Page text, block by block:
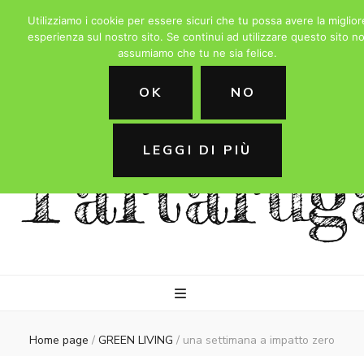
La
Home page / GREEN LIVING / una settimana a impatto zero
Utilizziamo i cookie per essere sicuri che tu possa avere la
esperienza sul nostro sito. Se continui ad utilizzare questo sito
assumiamo che tu ne sia felice.
OK NO
LEGGI DI PIÙ